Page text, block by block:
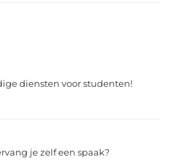
diensten voor studenten!
je zelf een spaak?